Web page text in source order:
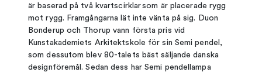
är baserad på två kvartscirklar som är placerade rygg
mot rygg. Framgångarna lät inte vänta på sig. Duon
Bonderup och Thorup vann första pris vid
Kunstakademiets Arkitektskole för sin Semi pendel,
som dessutom blev 80-talets bäst säljande danska
designföremål. Sedan dess har Semi pendellampa